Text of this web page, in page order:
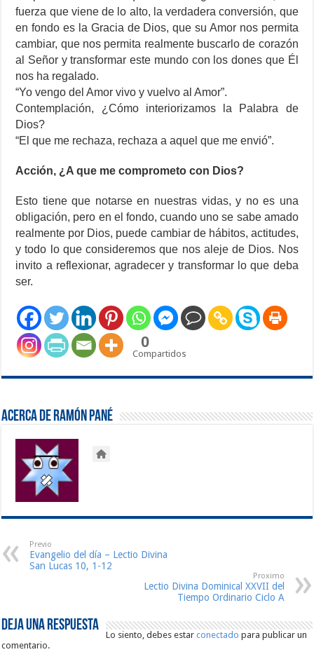
fuerza que viene de lo alto, la verdadera conversión, que
en fondo es la Gracia de Dios, que su Amor nos permita
cambiar, que nos permita realmente buscarlo de corazón
al Señor y transformar este mundo con los dones que Él
nos ha regalado.
“Yo vengo del Amor vivo y vuelvo al Amor”.
Contemplación, ¿Cómo interiorizamos la Palabra de
Dios?
“El que me rechaza, rechaza a aquel que me envió”.
Acción, ¿A que me comprometo con Dios?
Esto tiene que notarse en nuestras vidas, y no es una
obligación, pero en el fondo, cuando uno se sabe amado
realmente por Dios, puede cambiar de hábitos, actitudes,
y todo lo que consideremos que nos aleje de Dios. Nos
invito a reflexionar, agradecer y transformar lo que deba
ser.
0
Compartidos
Acerca de Ramón Pané
Previo
Evangelio del día – Lectio Divina
San Lucas 10, 1-12
Proximo
Lectio Divina Dominical XXVII del
Tiempo Ordinario Ciclo A
Deja una respuesta
Lo siento, debes estarconectado para publicar un
comentario.